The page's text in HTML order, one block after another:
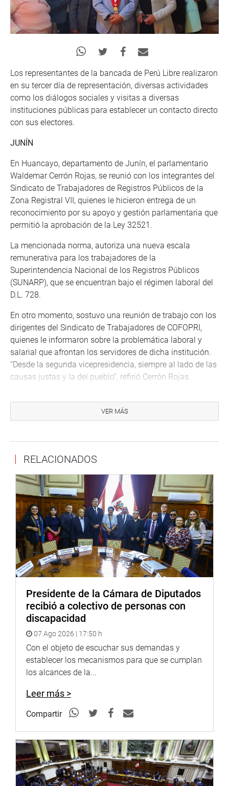
Los representantes de la bancada de Perú Libre realizaron
en su tercer día de representación, diversas actividades
como los diálogos sociales y visitas a diversas
instituciones públicas para establecer un contacto directo
con sus electores.
JUNÍN
En Huancayo, departamento de Junín, el parlamentario
Waldemar Cerrón Rojas, se reunió con los integrantes del
Sindicato de Trabajadores de Registros Públicos de la
Zona Registral VII, quienes le hicieron entrega de un
reconocimiento por su apoyo y gestión parlamentaria que
permitió la aprobación de la Ley 32521.
La mencionada norma, autoriza una nueva escala
remunerativa para los trabajadores de la
Superintendencia Nacional de los Registros Públicos
(SUNARP), que se encuentran bajo el régimen laboral del
D.L. 728.
En otro momento, sostuvo una reunión de trabajo con los
dirigentes del Sindicato de Trabajadores de COFOPRI,
quienes le informaron sobre la problemática laboral y
salarial que afrontan los servidores de dicha institución.
“Desde la segunda vicepresidencia, siempre al lado de las
causas justas y la del pueblo”, refirió Cerrón Rojas.
En el distrito de San Pablo, Cajamarca, el legislador
de Salud “San Pablo”, categoría I-4; donde pudo
comprobar el tipo de atención que reciben los usuarios de
de su infraestructura y mayor número de personal técnico
y profesional.
En otro momento, los trabajadores agradecieron al
congresista, por ayudar a través del Parlamento, en la
mejora de las condiciones sociales y económicas de los
servidores del sector salud.
También reconocieron la labor del parlamentario, por
apoyar la adquisición de una unidad ambulancia para
atender a los pobladores de dicha localidad, gestionada
desde su despacho.
VER MÁS
RELACIONADOS
Presidente de la Cámara de Diputados
recibió a colectivo de personas con
discapacidad
07 Ago 2026 | 17:50 h
Con el objeto de escuchar sus demandas y
establecer los mecanismos para que se cumplan
los alcances de la...
Leer más >
Compartir